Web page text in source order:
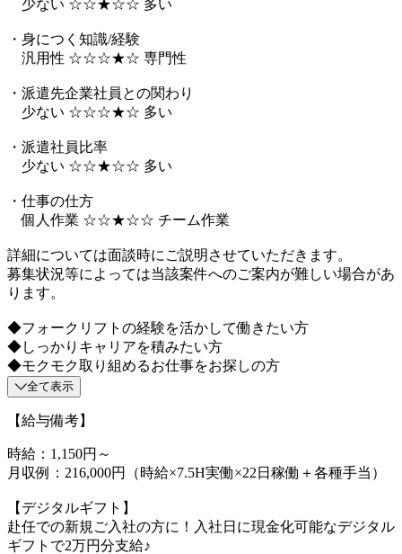
少ない ☆☆★☆☆ 多い
・身につく知識/経験
汎用性 ☆☆☆★☆ 専門性
・派遣先企業社員との関わり
少ない ☆☆☆★☆ 多い
・派遣社員比率
少ない ☆☆★☆☆ 多い
・仕事の仕方
個人作業 ☆☆★☆☆ チーム作業
詳細については面談時にご説明させていただきます。
募集状況等によっては当該案件へのご案内が難しい場合があ
ります。
◆フォークリフトの経験を活かして働きたい方
◆しっかりキャリアを積みたい方
◆モクモク取り組めるお仕事をお探しの方
全て表示
【給与備考】
時給：1,150円～
月収例：216,000円（時給×7.5H実働×22日稼働＋各種手当）
【デジタルギフト】
赴任での新規ご入社の方に！入社日に現金化可能なデジタル
ギフトで2万円分支給♪